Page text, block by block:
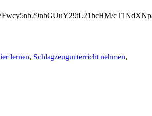
lernen, Schlagzeugunterricht nehmen,